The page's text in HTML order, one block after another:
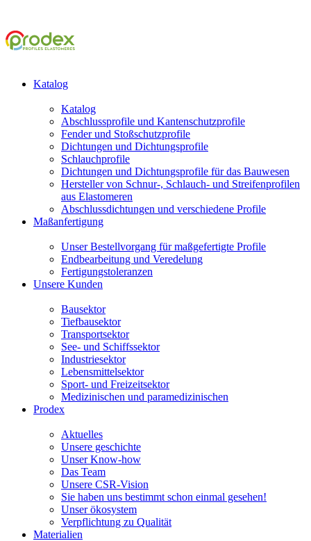
Katalog
Katalog
Abschlussprofile und Kantenschutzprofile
Fender und Stoßschutzprofile
Dichtungen und Dichtungsprofile
Schlauchprofile
Dichtungen und Dichtungsprofile für das Bauwesen
Hersteller von Schnur-, Schlauch- und Streifenprofilen
aus Elastomeren
Abschlussdichtungen und verschiedene Profile
Maßanfertigung
Unser Bestellvorgang für maßgefertigte Profile
Endbearbeitung und Veredelung
Fertigungstoleranzen
Unsere Kunden
Bausektor
Tiefbausektor
Transportsektor
See- und Schiffssektor
Industriesektor
Lebensmittelsektor
Sport- und Freizeitsektor
Medizinischen und paramedizinischen
Prodex
Aktuelles
Unsere geschichte
Unser Know-how
Das Team
Unsere CSR-Vision
Sie haben uns bestimmt schon einmal gesehen!
Unser ökosystem
Verpflichtung zu Qualität
Materialien